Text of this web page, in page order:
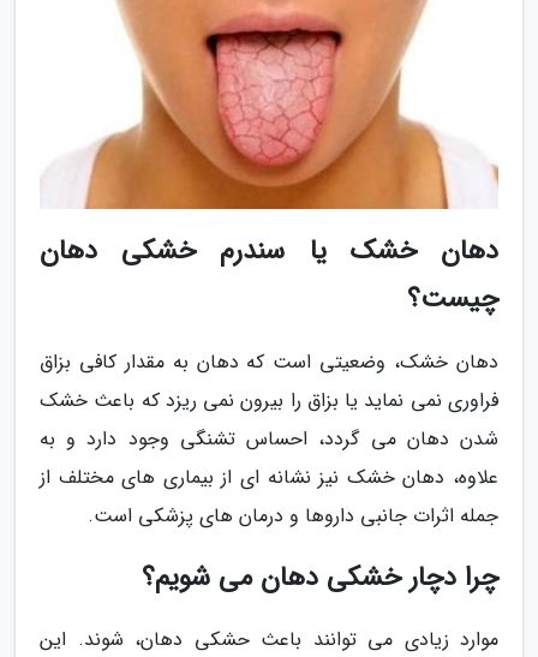
دهان خشک یا سندرم خشکی دهان
چیست؟
دهان خشک، وضعیتی است که دهان به مقدار کافی بزاق
فراوری نمی نماید یا بزاق را بیرون نمی ریزد که باعث خشک
شدن دهان می گردد، احساس تشنگی وجود دارد و به
علاوه، دهان خشک نیز نشانه ای از بیماری های مختلف از
جمله اثرات جانبی داروها و درمان های پزشکی است.
چرا دچار خشکی دهان می شویم؟
موارد زیادی می توانند باعث حشکی دهان، شوند. این